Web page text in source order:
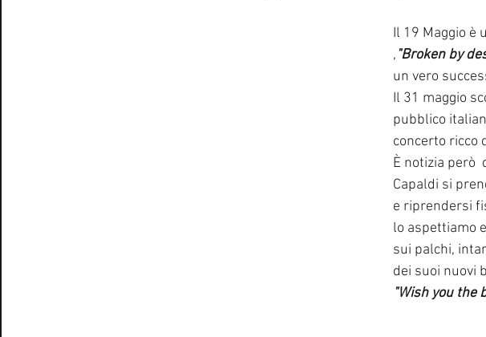
Il 19 Maggio è
,"Broken by
un vero
Il 31 maggio
pubblico
concerto ricco
È notizia però
Capaldi si
e riprendersi
lo aspettiamo
sui palchi,
dei suoi nuovi
"Wish you the